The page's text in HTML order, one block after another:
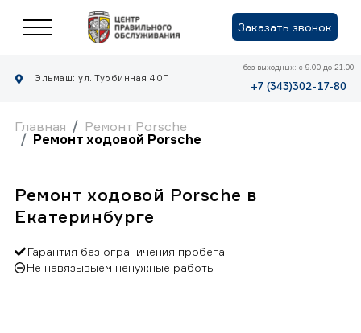
Заказать звонок
Эльмаш: ул. Турбинная 40Г
без выходных: с 9.00 до 21.00
+7 (343)302-17-80
Главная
Ремонт Porsche
Ремонт ходовой Porsche
Ремонт ходовой Porsche в
Екатеринбурге
Гарантия без ограничения пробега
Не навязывыем ненужные работы